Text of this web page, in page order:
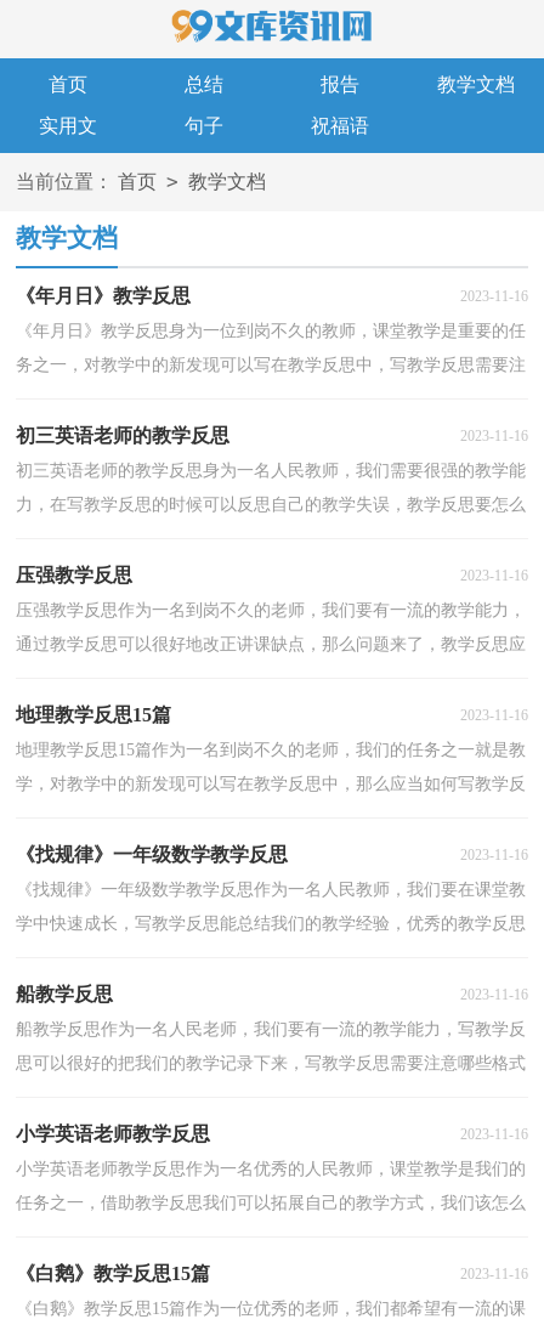
首页 总结 报告
教学文档
实用文
句子 祝福语
当前位置： 首页 > 教学文档
教学文档
《年月日》教学反思 2023-11-16
《年月日》教学反思身为一位到岗不久的教师，课堂教学是重要的任
务之一，对教学中的新发现可以写在教学反思中，写教学反思需要注
初三英语老师的教学反思 2023-11-16
初三英语老师的教学反思身为一名人民教师，我们需要很强的教学能
力，在写教学反思的时候可以反思自己的教学失误，教学反思要怎么
压强教学反思 2023-11-16
压强教学反思作为一名到岗不久的老师，我们要有一流的教学能力，
通过教学反思可以很好地改正讲课缺点，那么问题来了，教学反思应
地理教学反思15篇 2023-11-16
地理教学反思15篇作为一名到岗不久的老师，我们的任务之一就是教
学，对教学中的新发现可以写在教学反思中，那么应当如何写教学反
《找规律》一年级数学教学反思 2023-11-16
《找规律》一年级数学教学反思作为一名人民教师，我们要在课堂教
学中快速成长，写教学反思能总结我们的教学经验，优秀的教学反思
船教学反思 2023-11-16
船教学反思作为一名人民老师，我们要有一流的教学能力，写教学反
思可以很好的把我们的教学记录下来，写教学反思需要注意哪些格式
小学英语老师教学反思 2023-11-16
小学英语老师教学反思作为一名优秀的人民教师，课堂教学是我们的
任务之一，借助教学反思我们可以拓展自己的教学方式，我们该怎么
《白鹅》教学反思15篇 2023-11-16
《白鹅》教学反思15篇作为一位优秀的老师，我们都希望有一流的课